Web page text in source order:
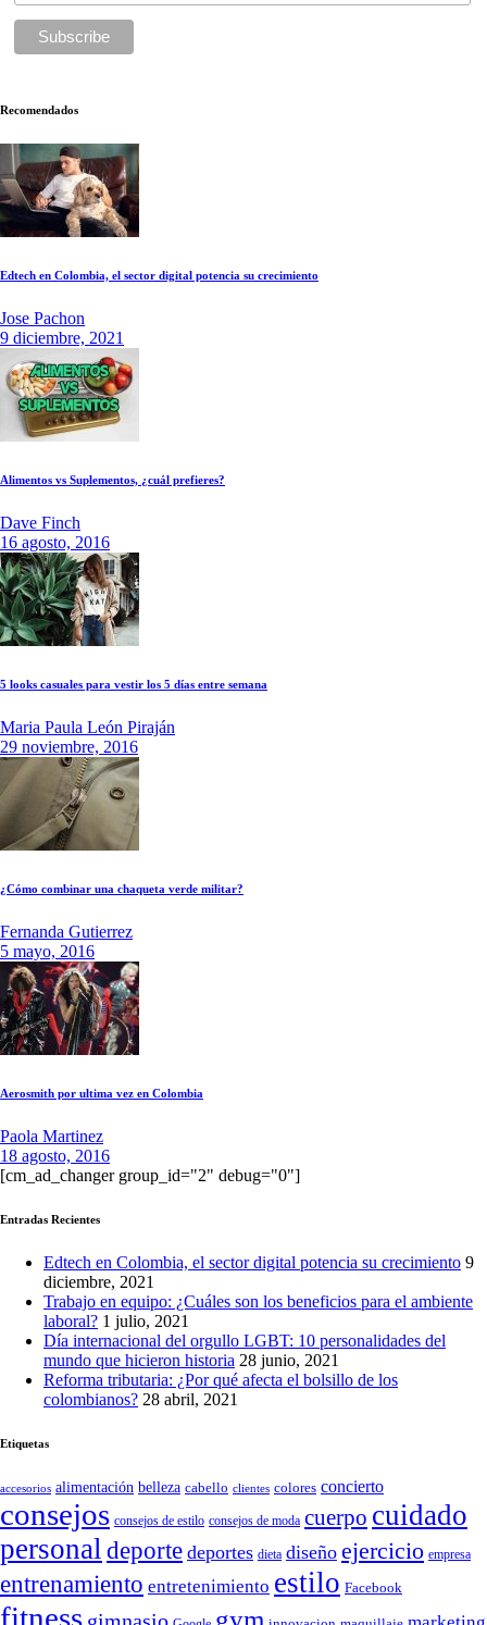
Recomendados
Edtech en Colombia, el sector digital potencia su crecimiento
Jose Pachon
9 diciembre, 2021
Alimentos vs Suplementos, ¿cuál prefieres?
Dave Finch
16 agosto, 2016
5 looks casuales para vestir los 5 días entre semana
Maria Paula León Piraján
29 noviembre, 2016
¿Cómo combinar una chaqueta verde militar?
Fernanda Gutierrez
5 mayo, 2016
Aerosmith por ultima vez en Colombia
Paola Martinez
18 agosto, 2016
[cm_ad_changer group_id="2" debug="0"]
Entradas Recientes
Edtech en Colombia, el sector digital potencia su crecimiento 9
diciembre, 2021
Trabajo en equipo: ¿Cuáles son los beneficios para el ambiente
laboral? 1 julio, 2021
Día internacional del orgullo LGBT: 10 personalidades del
mundo que hicieron historia 28 junio, 2021
Reforma tributaria: ¿Por qué afecta el bolsillo de los
colombianos? 28 abril, 2021
Etiquetas
accesorios alimentación belleza cabello clientes colores concierto
consejos consejos de estilo consejos de moda cuerpo cuidado
personal deporte deportes dieta diseño ejercicio empresa
entrenamiento entretenimiento estilo Facebook
fitness gym